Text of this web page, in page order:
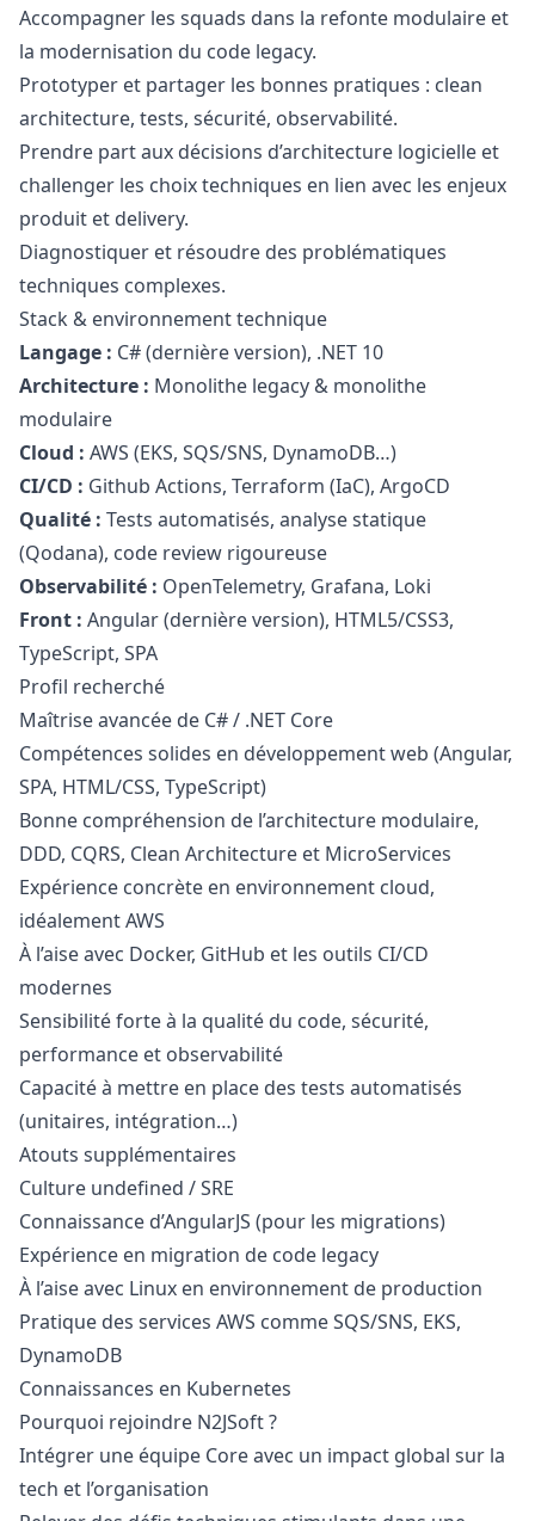
Accompagner les squads dans la refonte modulaire et
la modernisation du code legacy.
Prototyper et partager les bonnes pratiques : clean
architecture, tests, sécurité, observabilité.
Prendre part aux décisions d’architecture logicielle et
challenger les choix techniques en lien avec les enjeux
produit et delivery.
Diagnostiquer et résoudre des problématiques
techniques complexes.
Stack & environnement technique
Langage : C# (dernière version), .NET 10
Architecture : Monolithe legacy & monolithe
modulaire
Cloud : AWS (EKS, SQS/SNS, DynamoDB…)
CI/CD : Github Actions, Terraform (IaC), ArgoCD
Qualité : Tests automatisés, analyse statique
(Qodana), code review rigoureuse
Observabilité : OpenTelemetry, Grafana, Loki
Front : Angular (dernière version), HTML5/CSS3,
TypeScript, SPA
Profil recherché
Maîtrise avancée de C# / .NET Core
Compétences solides en développement web (Angular,
SPA, HTML/CSS, TypeScript)
Bonne compréhension de l’architecture modulaire,
DDD, CQRS, Clean Architecture et MicroServices
Expérience concrète en environnement cloud,
idéalement AWS
À l’aise avec Docker, GitHub et les outils CI/CD
modernes
Sensibilité forte à la qualité du code, sécurité,
performance et observabilité
Capacité à mettre en place des tests automatisés
(unitaires, intégration…)
Atouts supplémentaires
Culture undefined / SRE
Connaissance d’AngularJS (pour les migrations)
Expérience en migration de code legacy
À l’aise avec Linux en environnement de production
Pratique des services AWS comme SQS/SNS, EKS,
DynamoDB
Connaissances en Kubernetes
Pourquoi rejoindre N2JSoft ?
Intégrer une équipe Core avec un impact global sur la
tech et l’organisation